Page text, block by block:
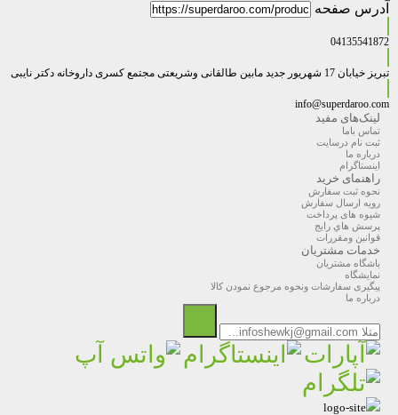
آدرس صفحه
04135541872
تبریز خیابان 17 شهریور جدید مابین طالقانی وشریعتی مجتمع کسری داروخانه دکتر نایبی
info@superdaroo.com
لینک‌های مفید
تماس باما
ثبت نام درسایت
درباره ما
اینستاگرام
راهنمای خرید
نحوه ثبت سفارش
رویه ارسال سفارش
شیوه های پرداخت
پرسش هاي رايج
قوانین ومقررات
خدمات مشتریان
باشگاه مشتریان
نمایشگاه
پیگیری سفارشات ونحوه مرجوع نمودن کالا
درباره ما